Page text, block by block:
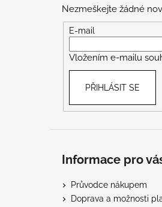
Nezmeškejte žádné
E-mail
Vložením e-mailu
PŘIHLÁSIT SE
Informace pro
Průvodce nákupem
Doprava a možnosti